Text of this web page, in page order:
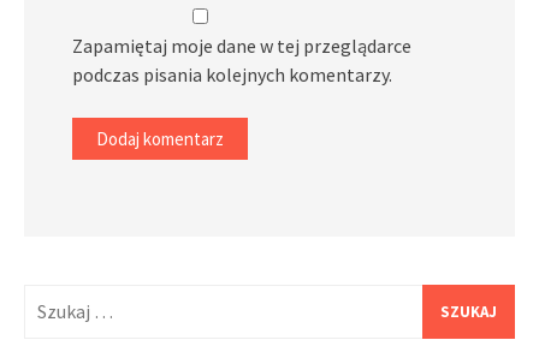
Zapamiętaj moje dane w tej przeglądarce
podczas pisania kolejnych komentarzy.